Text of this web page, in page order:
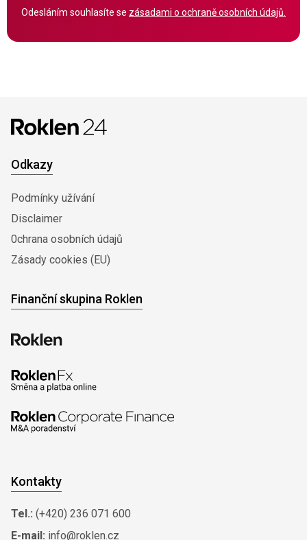
Odesláním souhlasíte se zásadami o ochraně osobních údajů.
Odkazy
Podmínky užívání
Disclaimer
0chrana osobních údajů
Zásady cookies (EU)
Finanční skupina Roklen
Kontakty
Tel.: (+420) 236 071 600
E-mail: info@roklen.cz